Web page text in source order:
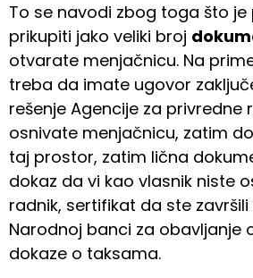
To se navodi zbog toga što
prikupiti jako veliki broj
otvarate menjačnicu. Na
treba da imate ugovor
rešenje Agencije za privredne
osnivate menjačnicu, zatim
taj prostor, zatim lična
dokaz da vi kao vlasnik niste
radnik, sertifikat da ste završili
Narodnoj banci za obavljanje
dokaze o taksama.